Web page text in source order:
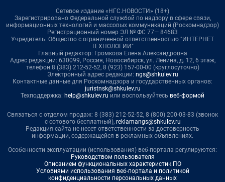
Сетевое издание «НГС.НОВОСТИ» (18+)
Зарегистрировано Федеральной службой по надзору в сфере связи,
информационных технологий и массовых коммуникаций (Роскомнадзор)
Регистрационный номер ЭЛ № ФС 77— 84683
Учредитель: Общество с ограниченной ответственностью "ИНТЕРНЕТ
ТЕХНОЛОГИИ"
Главный редактор: Громкова Елена Александровна
Адрес редакции: 630099, Россия, Новосибирск, ул. Ленина, д. 12, 6 этаж,
телефон 8 (383) 212-52-52, 8 (923) 157-00-00 (круглосуточно)
Электронный адрес редакции: ngs@shkulev.ru
Контактные данные для Роскомнадзора и государственных органов:
juristnsk@shkulev.ru
Техподдержка: help@shkulev.ru или воспользуйтесь веб-формой
Связаться с отделом продаж: 8 (383) 212-52-52, 8 (800) 200-03-83 (звонок
с сотового бесплатный), reklamangs@shkulev.ru
Редакция сайта не несет ответственности за достоверность
информации, содержащейся в рекламных объявлениях.
Особенности эксплуатации (использования) веб-портала регулируются:
Руководством пользователя
Описанием функциональных характеристик ПО
Условиями использования веб-портала и политикой
конфиденциальности персональных данных